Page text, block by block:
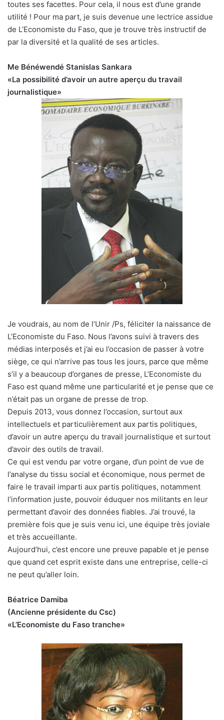
toutes ses facettes. Pour cela, il nous est d’une grande
utilité ! Pour ma part, je suis devenue une lectrice assidue
de L’Economiste du Faso, que je trouve très instructif de
par la diversité et la qualité de ses articles.
Me Bénéwendé Stanislas Sankara
«La possibilité d’avoir un autre aperçu du travail
journalistique»
Je voudrais, au nom de l’Unir /Ps, féliciter la naissance de
L’Economiste du Faso. Nous l’avons suivi à travers des
médias interposés et j’ai eu l’occasion de passer à votre
siège, ce qui n’arrive pas tous les jours, parce que même
s’il y a beaucoup d’organes de presse, L’Economiste du
Faso est quand même une particularité et je pense que ce
n’était pas un organe de presse de trop.
Depuis 2013, vous donnez l’occasion, surtout aux
intellectuels et particulièrement aux partis politiques,
d’avoir un autre aperçu du travail journalistique et surtout
d’avoir des outils de travail.
Ce qui est vendu par votre organe, d’un point de vue de
l’analyse du tissu social et économique, nous permet de
faire le travail imparti aux partis politiques, notamment
l’information juste, pouvoir éduquer nos militants en leur
permettant d’avoir des données fiables. J’ai trouvé, la
première fois que je suis venu ici, une équipe très joviale
et très accueillante.
Aujourd’hui, c’est encore une preuve papable et je pense
que quand cet esprit existe dans une entreprise, celle-ci
ne peut qu’aller loin.
Béatrice Damiba
(Ancienne présidente du Csc)
«L’Economiste du Faso tranche»